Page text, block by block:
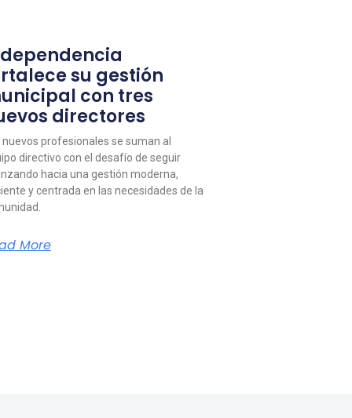
su gestión
con tres
directores
nuevos profesionales se suman al
directivo con el desafío de seguir
hacia una gestión moderna,
y centrada en las necesidades de la
More